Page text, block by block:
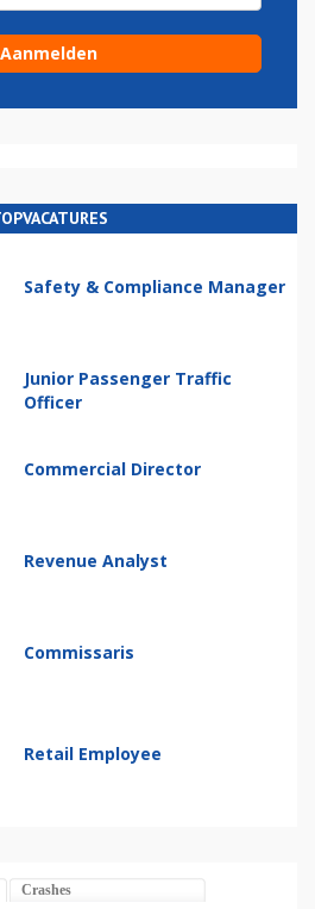
Safety & Compliance Manager
Junior Passenger Traffic
Officer
Commercial Director
Revenue Analyst
Commissaris
Retail Employee
Crashes